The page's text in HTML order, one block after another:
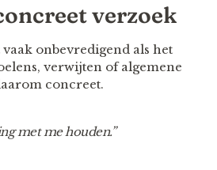
verzoek
onbevredigend als het
verwijten of algemene
concreet.
met me houden.”